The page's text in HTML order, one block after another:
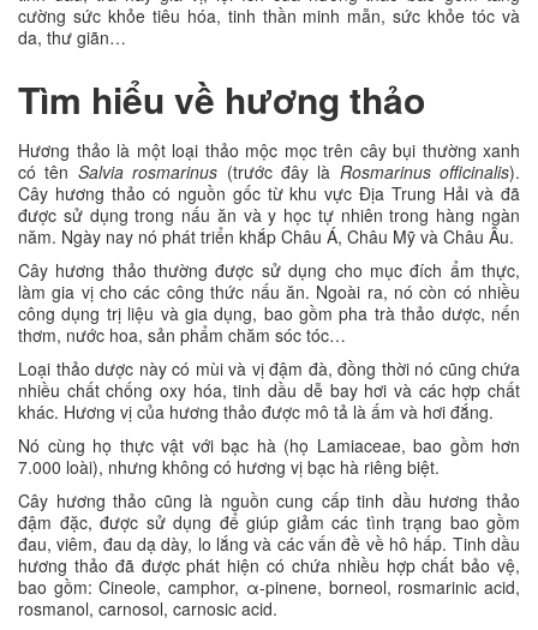
cường sức khỏe tiêu hóa, tinh thần minh mẫn, sức khỏe tóc và
da, thư giãn…
Tìm hiểu về hương thảo
Hương thảo là một loại thảo mộc mọc trên cây bụi thường xanh
có tên Salvia rosmarinus (trước đây là Rosmarinus officinalis).
Cây hương thảo có nguồn gốc từ khu vực Địa Trung Hải và đã
được sử dụng trong nấu ăn và y học tự nhiên trong hàng ngàn
năm. Ngày nay nó phát triển khắp Châu Á, Châu Mỹ và Châu Âu.
Cây hương thảo thường được sử dụng cho mục đích ẩm thực,
làm gia vị cho các công thức nấu ăn. Ngoài ra, nó còn có nhiều
công dụng trị liệu và gia dụng, bao gồm pha trà thảo dược, nến
thơm, nước hoa, sản phẩm chăm sóc tóc…
Loại thảo dược này có mùi và vị đậm đà, đồng thời nó cũng chứa
nhiều chất chống oxy hóa, tinh dầu dễ bay hơi và các hợp chất
khác. Hương vị của hương thảo được mô tả là ấm và hơi đắng.
Nó cùng họ thực vật với bạc hà (họ Lamiaceae, bao gồm hơn
7.000 loài), nhưng không có hương vị bạc hà riêng biệt.
Cây hương thảo cũng là nguồn cung cấp tinh dầu hương thảo
đậm đặc, được sử dụng để giúp giảm các tình trạng bao gồm
đau, viêm, đau dạ dày, lo lắng và các vấn đề về hô hấp. Tinh dầu
hương thảo đã được phát hiện có chứa nhiều hợp chất bảo vệ,
bao gồm: Cineole, camphor, α-pinene, borneol, rosmarinic acid,
rosmanol, carnosol, carnosic acid.